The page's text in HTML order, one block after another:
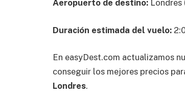
Aeropuerto de destino: Londres
Duración estimada del vuelo:
En easyDest.com actualizamos
conseguir los mejores precios
Londres.